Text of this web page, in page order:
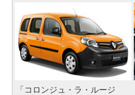
「コロンジュ・ラ・ルージ